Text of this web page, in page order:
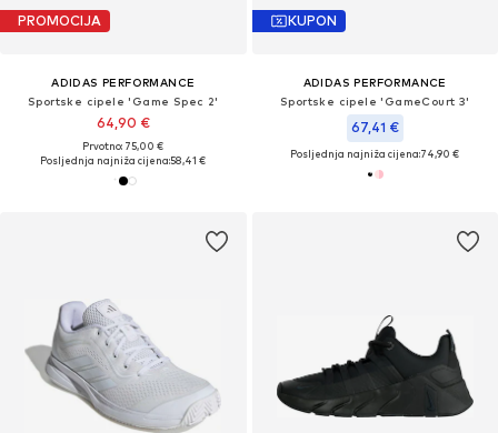
PROMOCIJA
ADIDAS PERFORMANCE
Sportske cipele 'Game Spec 2'
64,90 €
Prvotno: 75,00 €
Posljednja najniža cijena:58,41 €
KUPON
ADIDAS PERFORMANCE
Sportske cipele 'GameCourt 3'
67,41 €
Posljednja najniža cijena:74,90 €